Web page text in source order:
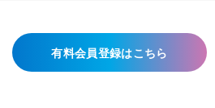
有料会員登録はこちら